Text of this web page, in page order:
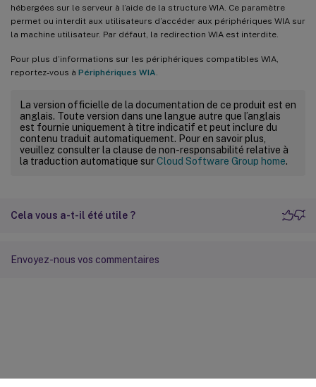
hébergées sur le serveur à l’aide de la structure WIA. Ce paramètre
permet ou interdit aux utilisateurs d’accéder aux périphériques WIA sur
la machine utilisateur. Par défaut, la redirection WIA est interdite.
Pour plus d’informations sur les périphériques compatibles WIA,
reportez-vous à Périphériques WIA
La version officielle de la documentation de ce produit est en
anglais. Toute version dans une langue autre que l’anglais
est fournie uniquement à titre indicatif et peut inclure du
contenu traduit automatiquement. Pour en savoir plus,
veuillez consulter la clause de non-responsabilité relative à
la traduction automatique surCloud Software Group home.
Cela vous a-t-il été utile ?
Envoyez-nous vos commentaires